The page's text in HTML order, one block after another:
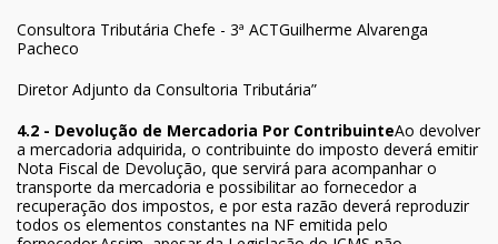
Consultora Tributária Chefe - 3ª ACTGuilherme Alvarenga
Pacheco
Diretor Adjunto da Consultoria Tributária”
4.2 - Devolução de Mercadoria Por ContribuinteAo devolver
a mercadoria adquirida, o contribuinte do imposto deverá emitir
Nota Fiscal de Devolução, que servirá para acompanhar o
transporte da mercadoria e possibilitar ao fornecedor a
recuperação dos impostos, e por esta razão deverá reproduzir
todos os elementos constantes na NF emitida pelo